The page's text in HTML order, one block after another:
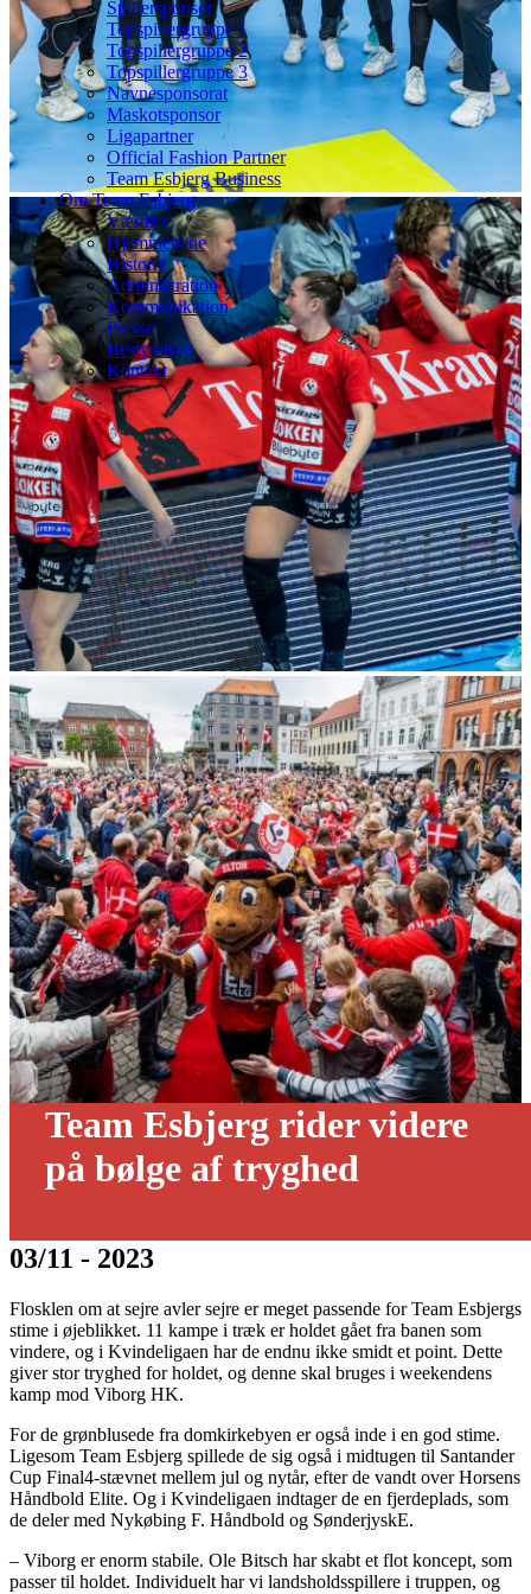
Spillersponsor
Topspillergruppe 1
Topspillergruppe 2
Topspillergruppe 3
Navnesponsorat
Maskotsponsor
Ligapartner
Official Fashion Partner
Team Esbjerg Business
Om Team Esbjerg
Værdier
Hjemmebane
Historie
Administration
Kommunikation
Presse
Bestyrelsen
Kontakt
Team Esbjerg rider videre
på bølge af tryghed
03/11 - 2023
Flosklen om at sejre avler sejre er meget passende for Team Esbjergs
stime i øjeblikket. 11 kampe i træk er holdet gået fra banen som
vindere, og i Kvindeligaen har de endnu ikke smidt et point. Dette
giver stor tryghed for holdet, og denne skal bruges i weekendens
kamp mod Viborg HK.
For de grønblusede fra domkirkebyen er også inde i en god stime.
Ligesom Team Esbjerg spillede de sig også i midtugen til Santander
Cup Final4-stævnet mellem jul og nytår, efter de vandt over Horsens
Håndbold Elite. Og i Kvindeligaen indtager de en fjerdeplads, som
de deler med Nykøbing F. Håndbold og SønderjyskE.
– Viborg er enorm stabile. Ole Bitsch har skabt et flot koncept, som
passer til holdet. Individuelt har vi landsholdsspillere i truppen, og